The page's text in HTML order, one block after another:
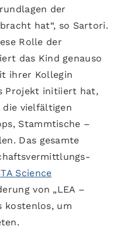
der
hat“, so Sartori.
Rolle der
das Kind genauso
ihrer Kollegin
Projekt initiiert hat,
vielfältigen
Stammtische –
Das gesamte
Science
von „LEA –
kostenlos, um